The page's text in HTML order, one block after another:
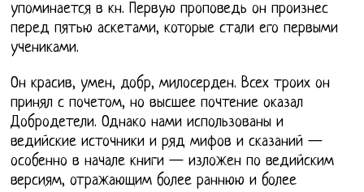
упоминается в кн. Первую проповедь он произнес
перед пятью аскетами, которые стали его первыми
учениками.
Он красив, умен, добр, милосерден. Всех троих он
принял с почетом, но высшее почтение оказал
Добродетели. Однако нами использованы и
ведийские источники и ряд мифов и сказаний —
особенно в начале книги — изложен по ведийским
версиям, отражающим более раннюю и более